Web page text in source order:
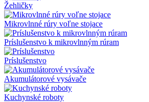
Žehličky
Mikrovlnné rúry voľne stojace
Príslušenstvo k mikrovlnným rúram
Príslušenstvo
Akumulátorové vysávače
Kuchynské roboty